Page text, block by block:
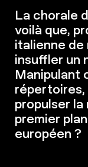
La chorale
voilà que,
italienne de
insuffler un
Manipulant
propulser la
premier
européen ?